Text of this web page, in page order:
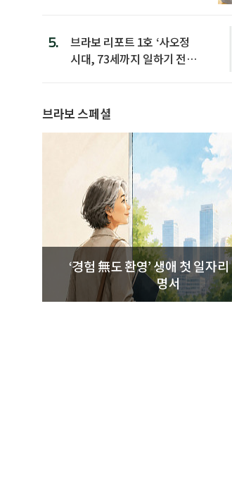
5.
브라보 리포트 1호 ‘사오정
시대, 73세까지 일하기 전략’
브라보 스페셜
‘경험 無도 환영’ 생애 첫 일자리 도전 설
명서